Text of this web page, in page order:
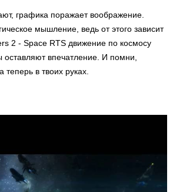
графика поражает воображение.
мышление, ведь от этого зависит
2 - Space RTS движение по космосу
оставляют впечатление. И помни,
в твоих руках.